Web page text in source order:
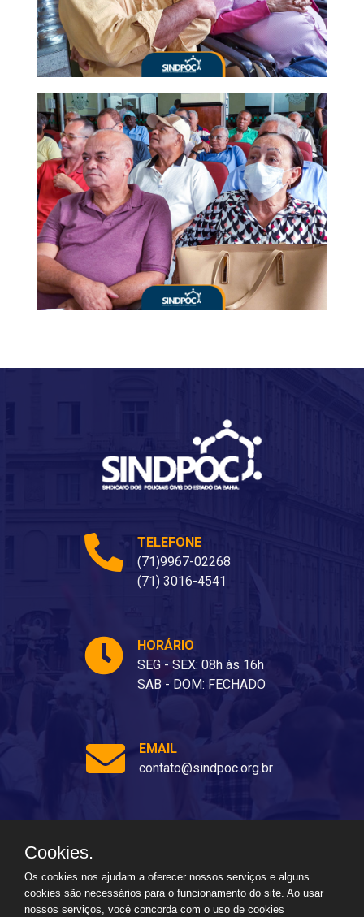
TELEFONE
(71)9967-02268
(71) 3016-4541
HORÁRIO
SEG - SEX: 08h às 16h
SAB - DOM: FECHADO
EMAIL
contato@sindpoc.org.br
Ladeira dos Barris, 80 - Barris, Salvador - BA, 40070-310
Cookies.
Os cookies nos ajudam a oferecer nossos serviços e alguns
cookies são necessários para o funcionamento do site. Ao usar
nossos serviços, você concorda com o uso de cookies